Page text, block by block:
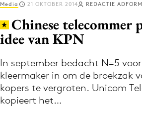
Log in
Volg het laatste nieuws via
Nieuws app
Media 21 OKTOBER 2014 REDACTIE
Chinese telecommer
idee van KPN
In september bedacht N=5 voor
kleermaker in om de broekzak
kopers te vergroten. Unicom
kopieert het…